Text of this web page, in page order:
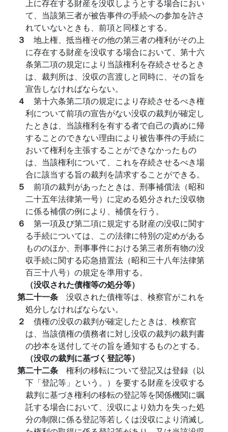
上に存在する財産を没収しようとする場合におい
て、当該第三者が被告事件の手続への参加を許さ
れていないときも、前項と同様とする。
３ 地上権、抵当権その他の第三者の権利がその上
に存在する財産を没収する場合において、第十六
条第二項の規定により当該権利を存続させるとき
は、裁判所は、没収の言渡しと同時に、その旨を
宣告しなければならない。
４ 第十六条第二項の規定により存続させるべき権
利について前項の宣告がない没収の裁判が確定し
たときは、当該権利を有する者で自己の責めに帰
することのできない理由により被告事件の手続に
おいて権利を主張することができなかったもの
は、当該権利について、これを存続させるべき場
合に該当する旨の裁判を請求することができる。
５ 前項の裁判があったときは、刑事補償法（昭和
二十五年法律第一号）に定める処分された没収物
に係る補償の例により、補償を行う。
６ 第一項及び第二項に規定する財産の没収に関す
る手続については、この法律に特別の定めがある
もののほか、刑事事件における第三者所有物の没
収手続に関する応急措置法（昭和三十八年法律第
百三十八号）の規定を準用する。
（没収された債権等の処分等）
第二十一条 没収された債権等は、検察官がこれを
処分しなければならない。
２ 債権の没収の裁判が確定したときは、検察官
は、当該債権の債務者に対し没収の裁判の裁判書
の抄本を送付してその旨を通知するものとする。
（没収の裁判に基づく登記等）
第二十二条 権利の移転について登記又は登録（以
下「登記等」という。）を要する財産を没収する
裁判に基づき権利の移転の登記等を関係機関に嘱
託する場合において、没収により効力を失った処
分の制限に係る登記等若しくは没収により消滅し